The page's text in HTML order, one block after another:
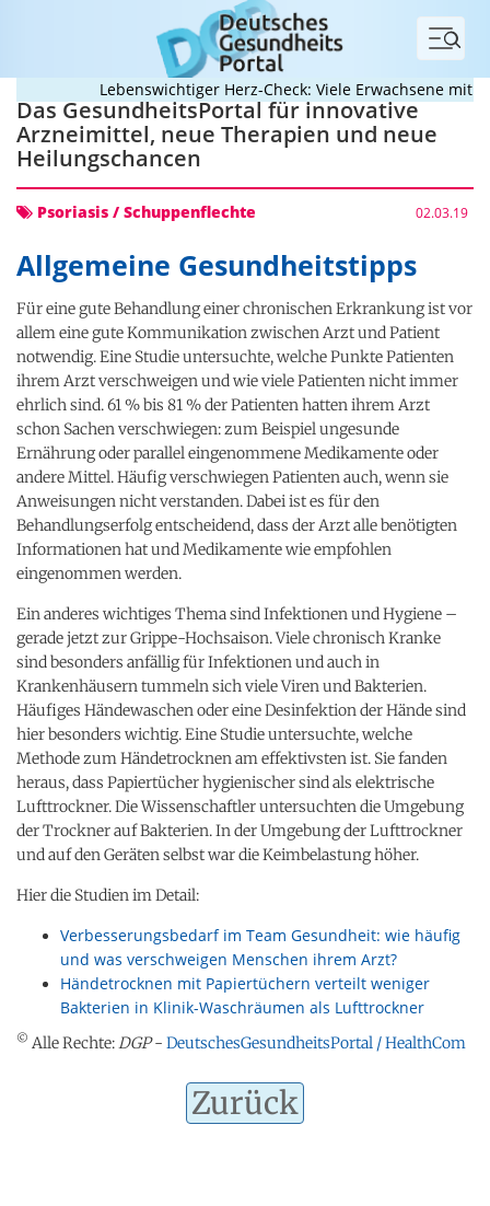
Menü
Lebenswichtiger Herz-Check: Viele Erwachsene mit
Das GesundheitsPortal für innovative
Arzneimittel, neue Therapien und neue
Heilungschancen
02.03.19
Psoriasis / Schuppenflechte
Allgemeine Gesundheitstipps
Für eine gute Behandlung einer chronischen Erkrankung ist vor
allem eine gute Kommunikation zwischen Arzt und Patient
notwendig. Eine Studie untersuchte, welche Punkte Patienten
ihrem Arzt verschweigen und wie viele Patienten nicht immer
ehrlich sind. 61 % bis 81 % der Patienten hatten ihrem Arzt
schon Sachen verschwiegen: zum Beispiel ungesunde
Ernährung oder parallel eingenommene Medikamente oder
andere Mittel. Häufig verschwiegen Patienten auch, wenn sie
Anweisungen nicht verstanden. Dabei ist es für den
Behandlungserfolg entscheidend, dass der Arzt alle benötigten
Informationen hat und Medikamente wie empfohlen
eingenommen werden.
Ein anderes wichtiges Thema sind Infektionen und Hygiene –
gerade jetzt zur Grippe-Hochsaison. Viele chronisch Kranke
sind besonders anfällig für Infektionen und auch in
Krankenhäusern tummeln sich viele Viren und Bakterien.
Häufiges Händewaschen oder eine Desinfektion der Hände sind
hier besonders wichtig. Eine Studie untersuchte, welche
Methode zum Händetrocknen am effektivsten ist. Sie fanden
heraus, dass Papiertücher hygienischer sind als elektrische
Lufttrockner. Die Wissenschaftler untersuchten die Umgebung
der Trockner auf Bakterien. In der Umgebung der Lufttrockner
und auf den Geräten selbst war die Keimbelastung höher.
Hier die Studien im Detail:
Verbesserungsbedarf im Team Gesundheit: wie häufig
und was verschweigen Menschen ihrem Arzt?
Händetrocknen mit Papiertüchern verteilt weniger
Bakterien in Klinik-Waschräumen als Lufttrockner
© Alle Rechte:DGP- DeutschesGesundheitsPortal / HealthCom
Zurück